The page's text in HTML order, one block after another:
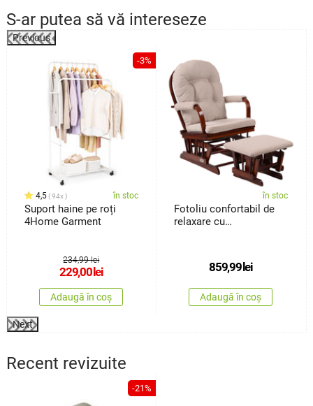
S-ar putea să vă intereseze
Previous
-3%
4,5 94x în stoc
Suport haine pe roți
4Home Garment
234,99 lei
229,00lei
Adaugă în coș
în stoc
Fotoliu confortabil de
relaxare cu
859,99lei
Adaugă în coș
Next
Recent revizuite
-21%